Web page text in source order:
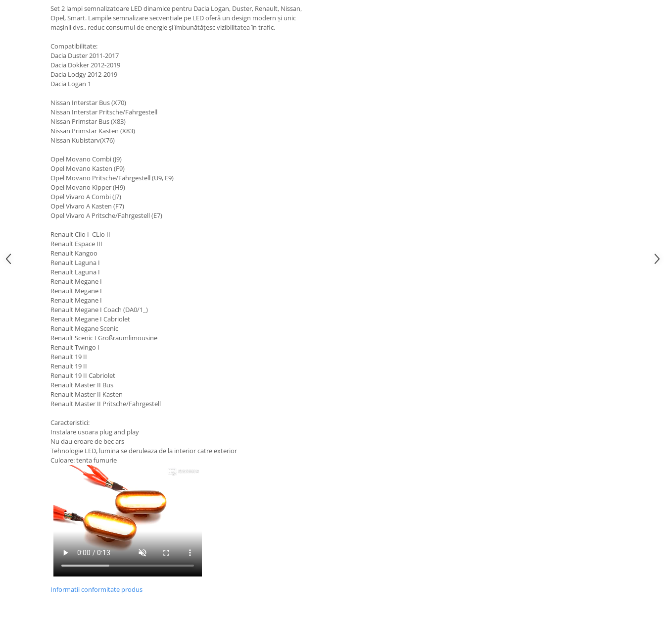
Dopuri anulare clapete admisie
Garnituri galerie admisie BMW
Kit reparatie faruri
Adaptoare auxiliare
Produse cu discount de pana la
Eleron Portbagaj
Set 2 lampi semnalizatoare LED dinamice pentru Dacia Logan, Duster, Renault, Nissan,
Opel, Smart. Lampile semnalizare secvențiale pe LED oferă un design modern și unic
mașinii dvs., reduc consumul de energie și îmbunătățesc vizibilitatea în trafic.
Compatibilitate:
Dacia Duster 2011-2017
Dacia Dokker 2012-2019
Dacia Lodgy 2012-2019
Dacia Logan 1
Nissan Interstar Bus (X70)
Nissan Interstar Pritsche/Fahrgestell
Nissan Primstar Bus (X83)
Nissan Primstar Kasten (X83)
Nissan Kubistarv(X76)
Opel Movano Combi (J9)
Opel Movano Kasten (F9)
Opel Movano Pritsche/Fahrgestell (U9, E9)
Opel Movano Kipper (H9)
Opel Vivaro A Combi (J7)
Opel Vivaro A Kasten (F7)
Opel Vivaro A Pritsche/Fahrgestell (E7)
Renault Clio I CLio II
Renault Espace III
Renault Kangoo
Renault Laguna I
Renault Laguna I
Renault Megane I
Renault Megane I
Renault Megane I
Renault Megane I Coach (DA0/1_)
Renault Megane I Cabriolet
Renault Megane Scenic
Renault Scenic I Großraumlimousine
Renault Twingo I
Renault 19 II
Renault 19 II
Renault 19 II Cabriolet
Renault Master II Bus
Renault Master II Kasten
Renault Master II Pritsche/Fahrgestell
Caracteristici:
Instalare usoara plug and play
Nu dau eroare de bec ars
Tehnologie LED, lumina se deruleaza de la interior catre exterior
Culoare: tenta fumurie
Informatii conformitate produs